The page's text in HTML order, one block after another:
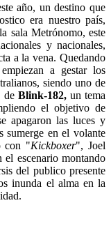
año, un destino que
era nuestro país,
sala Metrónomo, este
y nacionales,
a la vena. Quedando
a gestar los
siendo uno de
deBlink-182, un tema
el objetivo de
apagaron las luces y
en el volante
con "Kickboxer", Joel
el escenario montando
del publico presente
inunda el alma en la